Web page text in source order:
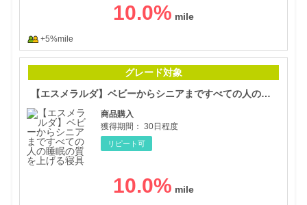
10.0%
+5%mile
グレード対象
【エスメラルダ】ベビーからシニアまですべての人の睡眠の質を上げる寝具
商品購入
獲得期間： 30日程度
リピート可
10.0%